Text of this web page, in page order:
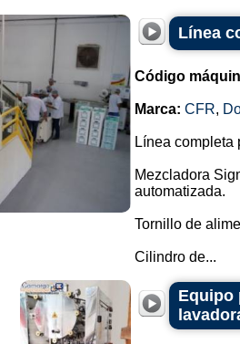
Línea
Código
Marca: CFR,
Línea completa
Mezcladora
automatizada.
Tornillo de
Cilindro de...
Equipo